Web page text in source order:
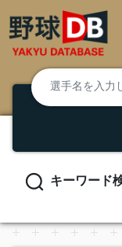
キーワード